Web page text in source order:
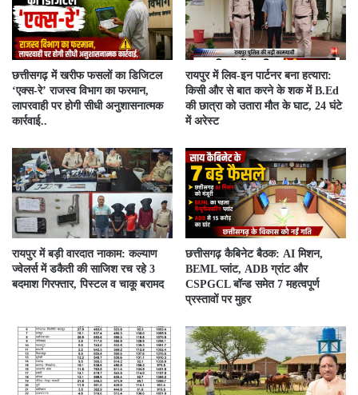
​छत्तीसगढ़ में खरीफ फसलों का डिजिटल
‘एक्स-रे’ राजस्व विभाग का फरमान,
लापरवाही पर होगी सीधी अनुशासनात्मक
कार्रवाई..
रायपुर में लिव-इन पार्टनर बना हत्यारा:
किसी और से बात करने के शक में B.Ed
की छात्रा को उतारा मौत के घाट, 24 घंटे
में अरेस्ट
रायपुर में बड़ी वारदात नाकाम: कल्याण
ज्वेलर्स में डकैती की साजिश रच रहे 3
बदमाश गिरफ्तार, पिस्टल व चाकू बरामद
छत्तीसगढ़ कैबिनेट बैठक: AI मिशन,
BEML प्लांट, ADB ग्रांट और
CSPGCL बॉन्ड समेत 7 महत्वपूर्ण
प्रस्तावों पर मुहर